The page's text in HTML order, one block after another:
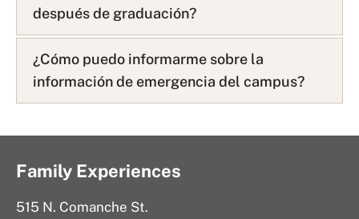
después de graduación?
¿Cómo puedo informarme sobre la
información de emergencia del campus?
Family Experiences
515 N. Comanche St.